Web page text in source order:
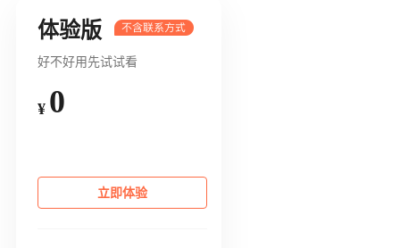
体验版
好不好用先试试看
¥ 0
立即体验